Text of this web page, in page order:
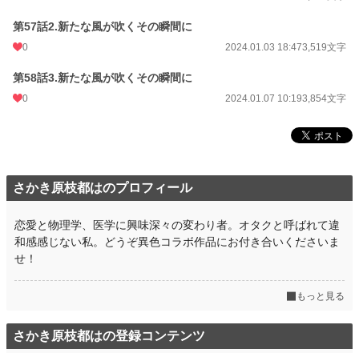
第57話2.新たな風が吹くその瞬間に
0 2024.01.03 18:473,519文字
第58話3.新たな風が吹くその瞬間に
0 2024.01.07 10:193,854文字
さかき原枝都はのプロフィール
恋愛と物理学、医学に興味深々の変わり者。オタクと呼ばれて違
和感感じない私。どうぞ異色コラボ作品にお付き合いくださいま
せ！
もっと見る
さかき原枝都はの登録コンテンツ